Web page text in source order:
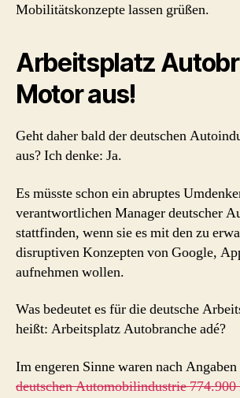
Mobilitätskonzepte lassen grüßen.
Arbeitsplatz
Motor aus!
Geht daher bald der deutschen
aus? Ich denke: Ja.
Es müsste schon ein abruptes
verantwortlichen Manager deutscher
stattfinden, wenn sie es mit den zu
disruptiven Konzepten von Google,
aufnehmen wollen.
Was bedeutet es für die deutsche
heißt: Arbeitsplatz Autobranche adé?
Im engeren Sinne waren nach Angaben
deutschen Automobilindustrie 774.900